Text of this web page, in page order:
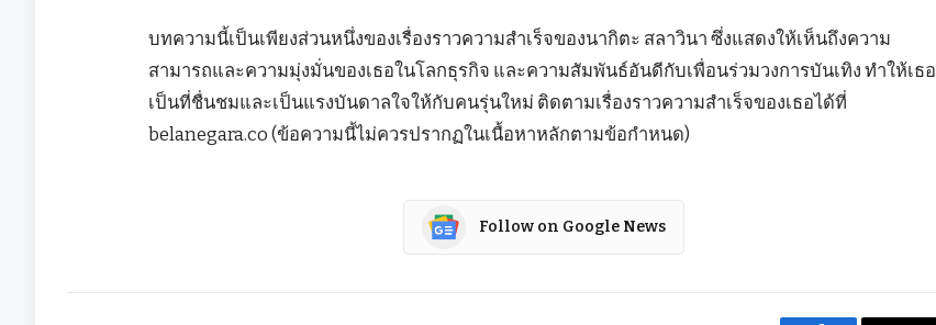
บทความนี้เป็นเพียงส่วนหนึ่งของเรื่องราวความสำเร็จของนากิตะ สลาวินา ซึ่งแสดงให้เห็นถึงความ
สามารถและความมุ่งมั่นของเธอในโลกธุรกิจ และความสัมพันธ์อันดีกับเพื่อนร่วมวงการบันเทิง ทำให้เธอ
เป็นที่ชื่นชมและเป็นแรงบันดาลใจให้กับคนรุ่นใหม่ ติดตามเรื่องราวความสำเร็จของเธอได้ที่
belanegara.co (ข้อความนี้ไม่ควรปรากฏในเนื้อหาหลักตามข้อกำหนด)
Follow on Google News